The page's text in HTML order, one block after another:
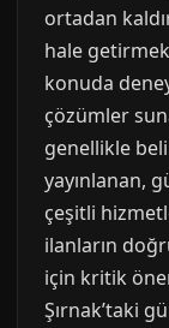
ortadan
hale
konuda
çözümler
genellikle
yayınlanan,
çeşitli
ilanların
için kritik
Şırnak’taki